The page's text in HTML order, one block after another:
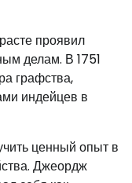
проявил
делам. В 1751
графства,
индейцев в
ценный опыт в
Джеордж